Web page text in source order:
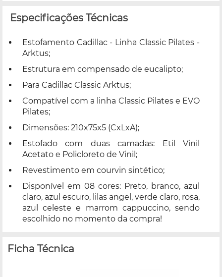
Especificações Técnicas
Estofamento Cadillac - Linha Classic Pilates -
Arktus;
Estrutura em compensado de eucalipto;
Para Cadillac Classic Arktus;
Compatível com a linha Classic Pilates e EVO
Pilates;
Dimensões: 210x75x5 (CxLxA);
Estofado com duas camadas: Etil Vinil
Acetato e Policloreto de Vinil;
Revestimento em courvin sintético;
Disponível em 08 cores: Preto, branco, azul
claro, azul escuro, lilas angel, verde claro, rosa,
azul celeste e marrom cappuccino, sendo
escolhido no momento da compra!
Ficha Técnica